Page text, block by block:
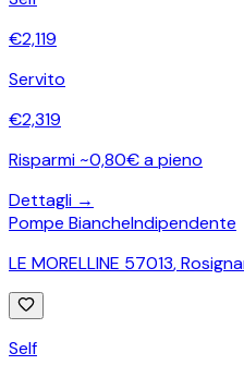
€2,119
Servito
€2,319
Risparmi ~0,80€ a pieno
Dettagli →
Pompe BiancheIndipendente
LE MORELLINE 57013,
Self